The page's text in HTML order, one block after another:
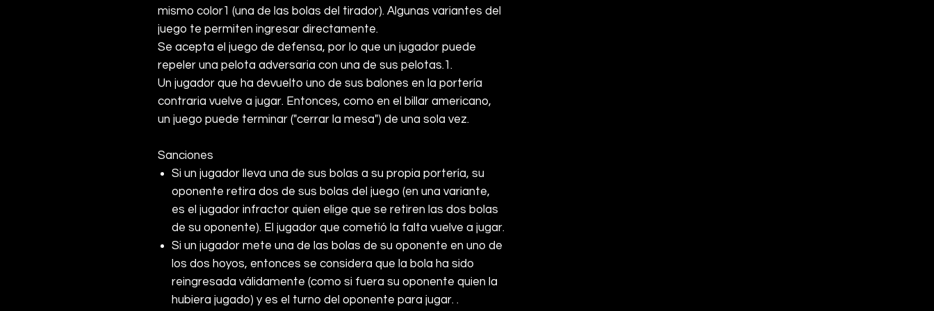
mismo color1 (una de las bolas del tirador). Algunas variantes del
juego te permiten ingresar directamente.
Se acepta el juego de defensa, por lo que un jugador puede
repeler una pelota adversaria con una de sus pelotas.1 .
Un jugador que ha devuelto uno de sus balones en la portería
contraria vuelve a jugar. Entonces, como en el billar americano,
un juego puede terminar ("cerrar la mesa") de una sola vez.
Sanciones
Si un jugador lleva una de sus bolas a su propia portería, su
oponente retira dos de sus bolas del juego (en una variante,
es el jugador infractor quien elige que se retiren las dos bolas
de su oponente). El jugador que cometió la falta vuelve a jugar.
Si un jugador mete una de las bolas de su oponente en uno de
los dos hoyos, entonces se considera que la bola ha sido
reingresada válidamente (como si fuera su oponente quien la
hubiera jugado) y es el turno del oponente para jugar. .